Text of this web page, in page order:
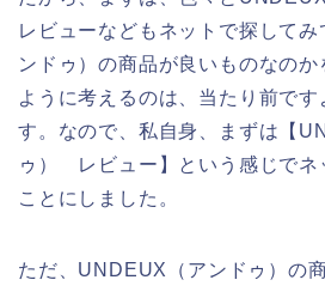
レビューなどもネットで探して
ンドゥ）の商品が良いものなの
ように考えるのは、当たり前で
す。なので、私自身、まずは【
ゥ） レビュー】という感じでネ
ことにしました。
ただ、UNDEUX（アンドゥ）の